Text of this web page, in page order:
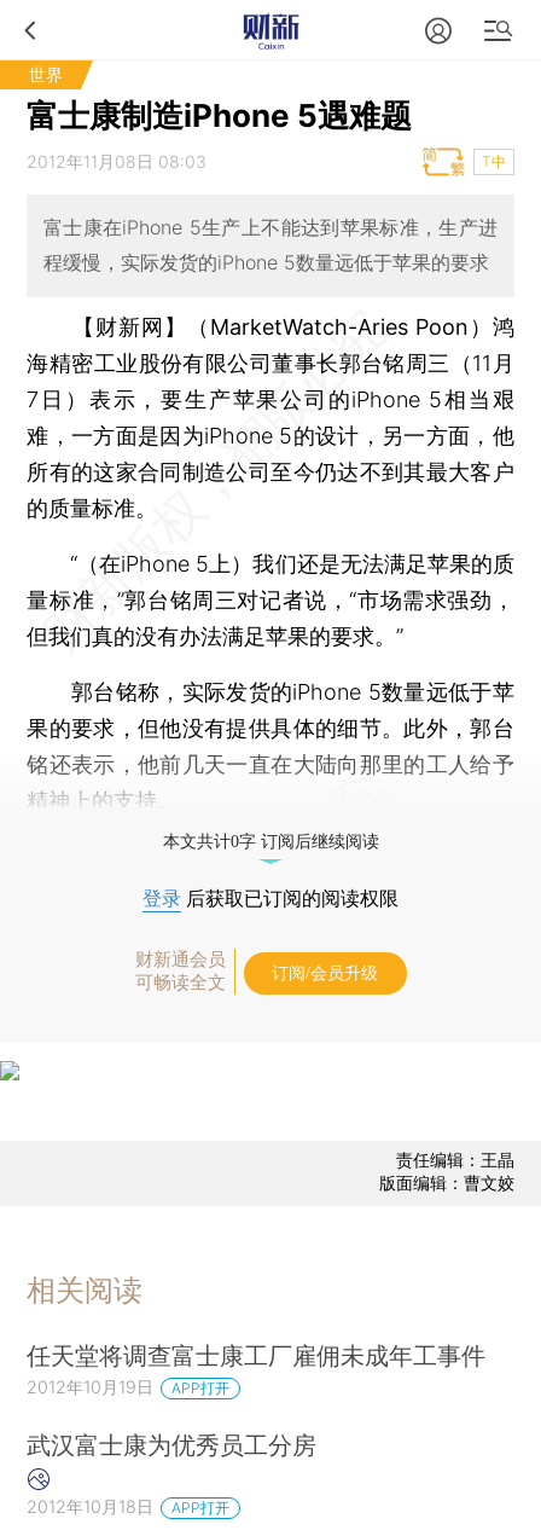
世界
富士康制造iPhone 5遇难题
2012年11月08日 08:03 T中
富士康在iPhone 5生产上不能达到苹果标准，生产进
程缓慢，实际发货的iPhone 5数量远低于苹果的要求
【财新网】（MarketWatch-Aries Poon） 鸿
海精密工业股份有限公司董事长郭台铭周三（11月
7日）表示，要生产苹果公司的iPhone 5相当艰
难，一方面是因为iPhone 5的设计，另一方面，他
所有的这家合同制造公司至今仍达不到其最大客户
的质量标准。
“（在iPhone 5上）我们还是无法满足苹果的质
量标准，”郭台铭周三对记者说，“市场需求强劲，
但我们真的没有办法满足苹果的要求。”
郭台铭称，实际发货的iPhone 5数量远低于苹
果的要求，但他没有提供具体的细节。此外，郭台
铭还表示，他前几天一直在大陆向那里的工人给予
精神上的支持。
本文共计0字 订阅后继续阅读
登录 后获取已订阅的阅读权限
财新通会员
可畅读全文
订阅/会员升级
责任编辑：王晶
版面编辑：曹文姣
相关阅读
任天堂将调查富士康工厂雇佣未成年工事件
2012年10月19日 APP打开
武汉富士康为优秀员工分房
2012年10月18日 APP打开